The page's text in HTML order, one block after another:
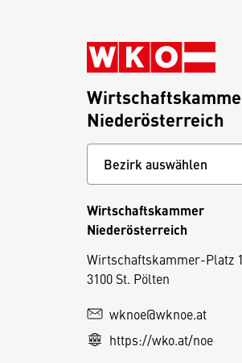
Niederösterreich
Wirtschaftskammer
Niederösterreich
Wirtschaftskammer-Platz 1
3100 St. Pölten
wknoe@wknoe.at
https://wko.at/noe